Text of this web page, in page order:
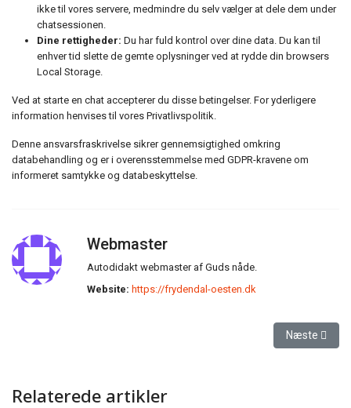
ikke til vores servere, medmindre du selv vælger at dele dem under
chatsessionen.
Dine rettigheder: Du har fuld kontrol over dine data. Du kan til
enhver tid slette de gemte oplysninger ved at rydde din browsers
Local Storage.
Ved at starte en chat accepterer du disse betingelser. For yderligere
information henvises til vores Privatlivspolitik.
Denne ansvarsfraskrivelse sikrer gennemsigtighed omkring
databehandling og er i overensstemmelse med GDPR-kravene om
informeret samtykke og databeskyttelse.
Webmaster
Autodidakt webmaster af Guds nåde.
Website: https://frydendal-oesten.dk
Næste
Næste
Relaterede artikler